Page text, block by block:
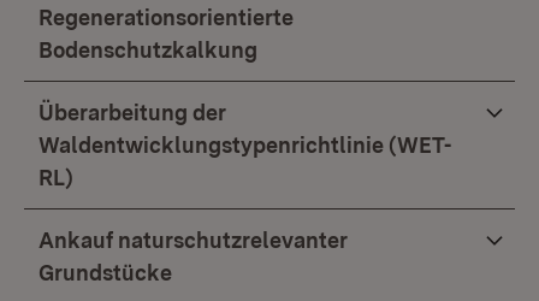
Regenerationsorientierte
Bodenschutzkalkung
Überarbeitung der
Waldentwicklungstypenrichtlinie (WET-
RL)
Ankauf naturschutzrelevanter
Grundstücke